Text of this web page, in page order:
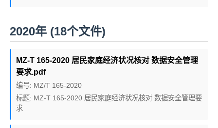
2020年 (18个文件)
MZ-T 165-2020 居民家庭经济状况核对 数据安全管理
要求.pdf
编号: MZ/T 165-2020
标题: MZ-T 165-2020 居民家庭经济状况核对 数据安全管理要
求